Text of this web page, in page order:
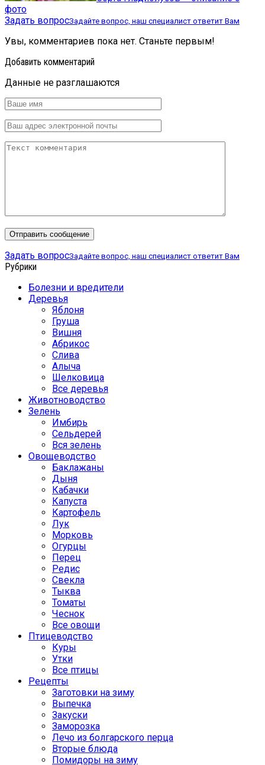
фото
Задать вопросЗадайте вопрос, наш специалист ответит Вам
Увы, комментариев пока нет. Станьте первым!
Добавить комментарий
Данные не разглашаются
Задать вопросЗадайте вопрос, наш специалист ответит Вам
Рубрики
Болезни и вредители
Деревья
Яблоня
Груша
Вишня
Абрикос
Слива
Алыча
Шелковица
Все деревья
Животноводство
Зелень
Имбирь
Сельдерей
Вся зелень
Овощеводство
Баклажаны
Дыня
Кабачки
Капуста
Картофель
Лук
Морковь
Огурцы
Перец
Редис
Свекла
Тыква
Томаты
Чеснок
Все овощи
Птицеводство
Куры
Утки
Все птицы
Рецепты
Заготовки на зиму
Выпечка
Закуски
Заморозка
Лечо из болгарского перца
Вторые блюда
Помидоры на зиму